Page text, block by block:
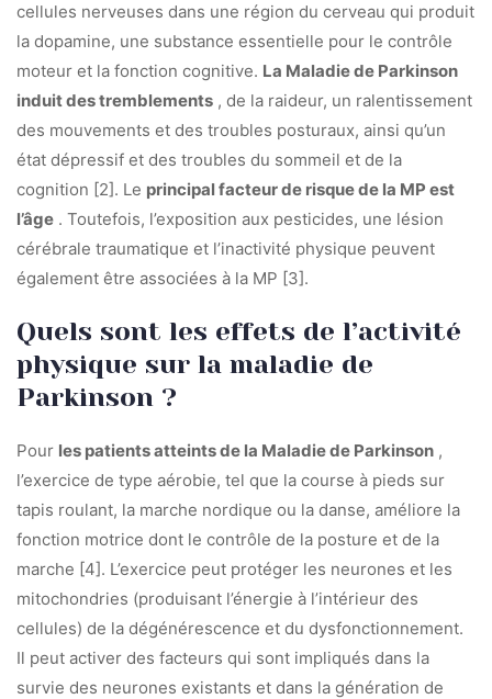
cellules nerveuses dans une région du cerveau qui produit
la dopamine, une substance essentielle pour le contrôle
moteur et la fonction cognitive. La Maladie de Parkinson
induit des tremblements , de la raideur, un ralentissement
des mouvements et des troubles posturaux, ainsi qu’un
état dépressif et des troubles du sommeil et de la
cognition [2]. Le principal facteur de risque de la MP est
l’âge . Toutefois, l’exposition aux pesticides, une lésion
cérébrale traumatique et l’inactivité physique peuvent
également être associées à la MP [3].
Quels sont les effets de l’activité
physique sur la maladie de
Parkinson ?
Pour les patients atteints de la Maladie de Parkinson ,
l’exercice de type aérobie, tel que la course à pieds sur
tapis roulant, la marche nordique ou la danse, améliore la
fonction motrice dont le contrôle de la posture et de la
marche [4]. L’exercice peut protéger les neurones et les
mitochondries (produisant l’énergie à l’intérieur des
cellules) de la dégénérescence et du dysfonctionnement.
Il peut activer des facteurs qui sont impliqués dans la
survie des neurones existants et dans la génération de